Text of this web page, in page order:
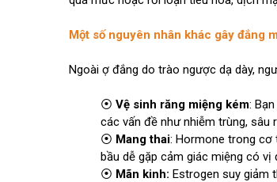
Một số nguyên nhân khác gây đắng
Ngoài ợ đắng do trào ngược dạ dày,
⦿ Vệ sinh răng miệng kém:
các vấn đề như nhiễm trùng, sâu
⦿ Mang thai: Hormone trong cơ
bầu dễ gặp cảm giác miệng có
⦿ Mãn kinh: Estrogen suy giảm